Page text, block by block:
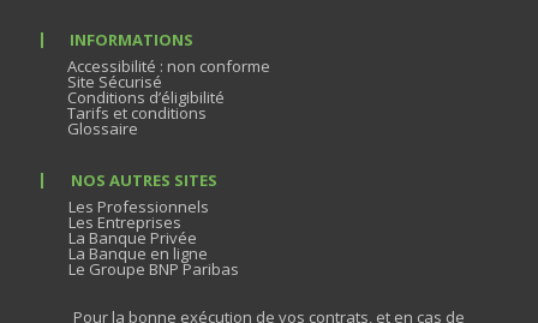
INFORMATIONS
Accessibilité : non conforme
Site Sécurisé
Conditions d’éligibilité
Tarifs et conditions
Glossaire
NOS AUTRES SITES
Les Professionnels
Les Entreprises
La Banque Privée
La Banque en ligne
Le Groupe BNP Paribas
Pour la bonne exécution de vos contrats, et en cas de